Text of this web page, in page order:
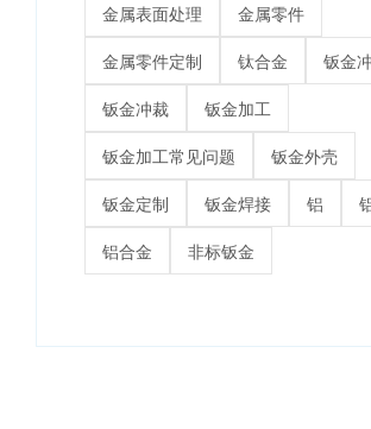
金属表面处理 金属零件
金属零件定制 钛合金 钣金
钣金冲裁 钣金加工
钣金加工常见问题 钣金外壳
钣金定制 钣金焊接 铝
铝合金 非标钣金